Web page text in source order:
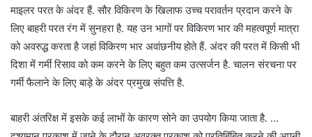
माइलर परत के अंदर हैं. सौर विकिरण के खिलाफ उच्च परावर्तन प्रदान करने के
लिए बाहरी परत रंग में सुनहरा है. यह उन भागों पर विकिरण भार की महत्वपूर्ण मात्रा
को अवरुद्ध करता है जहां विकिरण भार अवांछनीय होते हैं. अंदर की परत में किसी भी
दिशा में गर्मी रिसाव को कम करने के लिए बहुत कम उत्सर्जन है. चालन संरचना पर
गर्मी फैलाने के लिए बाड़े के अंदर प्रमुख संपत्ति है.
बाहरी अंतरिक्ष में इसके कई लाभों के कारण सोने का उपयोग किया जाता है. …